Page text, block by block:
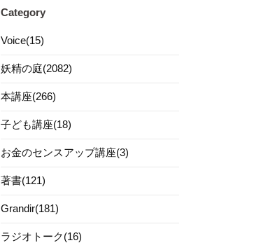
Category
Voice(15)
妖精の庭(2082)
本講座(266)
子ども講座(18)
お金のセンスアップ講座(3)
著書(121)
Grandir(181)
ラジオトーク(16)